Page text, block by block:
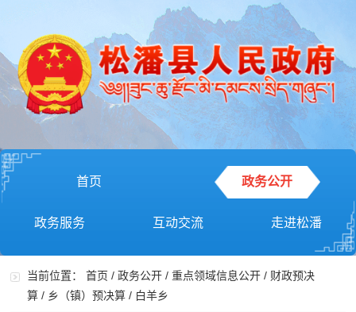
首页 政务公开
政务服务 互动交流 走进松潘
当前位置：首页 /政务公开 /重点领域信息公开 / 财政预决
算 / 乡（镇）预决算 / 白羊乡